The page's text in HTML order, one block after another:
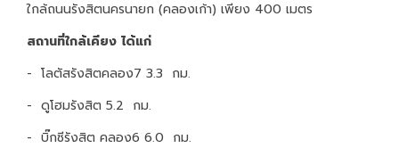
ใกล้ถนนรังสิตนครนายก (คลองเก้า) เพียง 400 เมตร
สถานที่ใกล้เคียง ได้แก่
- โลตัสรังสิตคลอง7 3.3 กม.
- ดูโฮมรังสิต 5.2 กม.
- บิ๊กซีรังสิต คลอง6 6.0 กม.